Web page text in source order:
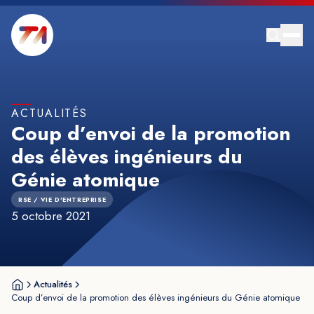
ACTUALITÉS
Coup d’envoi de la promotion
des élèves ingénieurs du
Génie atomique
RSE / VIE D'ENTREPRISE
5 octobre 2021
Actualités
Coup d’envoi de la promotion des élèves ingénieurs du Génie atomique